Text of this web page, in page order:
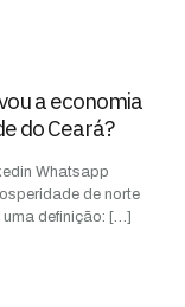
a economia
do Ceará?
Whatsapp
de norte
definição: […]